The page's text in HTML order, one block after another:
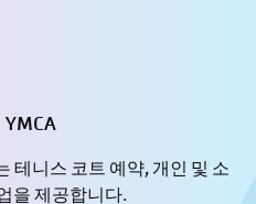
테니스 코트 예약, 개인 및 소
을 제공합니다.